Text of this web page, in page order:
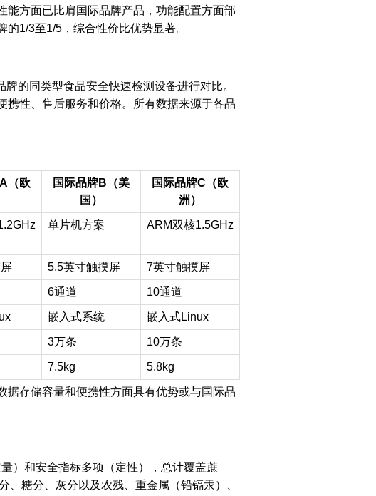
能方面已比肩国际品牌产品，功能配置方面部
1/3至1/5，综合性价比优势显著。
的同类型食品安全快速检测设备进行对比。
携性、售后服务和价格。所有数据来源于各品
（欧
国际品牌B（美
国）
国际品牌C（欧
洲）
单片机方案 ARM双核1.5GHz
5.5英寸触摸屏 7英寸触摸屏
6通道 10通道
嵌入式系统 嵌入式Linux
3万条 10万条
7.5kg 5.8kg
据存储容量和便携性方面具有优势或与国际品
）和安全指标多项（定性），总计覆盖蔗
糖分、灰分以及农残、重金属（铅镉汞）、